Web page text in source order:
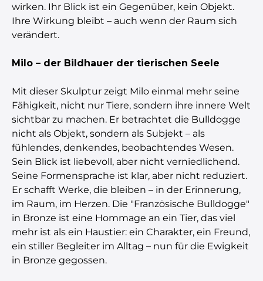
wirken. Ihr Blick ist ein Gegenüber, kein Objekt.
Ihre Wirkung bleibt – auch wenn der Raum sich
verändert.
Milo – der Bildhauer der tierischen Seele
Mit dieser Skulptur zeigt Milo einmal mehr seine
Fähigkeit, nicht nur Tiere, sondern ihre innere Welt
sichtbar zu machen. Er betrachtet die Bulldogge
nicht als Objekt, sondern als Subjekt – als
fühlendes, denkendes, beobachtendes Wesen.
Sein Blick ist liebevoll, aber nicht verniedlichend.
Seine Formensprache ist klar, aber nicht reduziert.
Er schafft Werke, die bleiben – in der Erinnerung,
im Raum, im Herzen. Die "Französische Bulldogge"
in Bronze ist eine Hommage an ein Tier, das viel
mehr ist als ein Haustier: ein Charakter, ein Freund,
ein stiller Begleiter im Alltag – nun für die Ewigkeit
in Bronze gegossen.